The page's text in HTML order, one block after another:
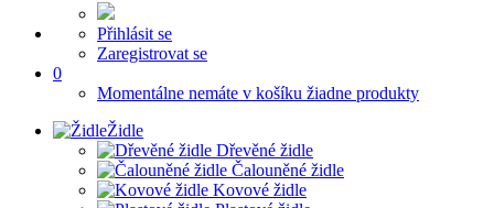
Přihlásit se
Zaregistrovat se
0
Momentálne nemáte v košíku žiadne produkty
Židle
Dřevěné židle
Čalouněné židle
Kovové židle